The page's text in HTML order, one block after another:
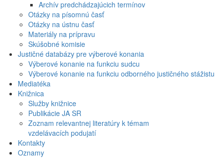
Archív predchádzajúcich termínov
Otázky na písomnú časť
Otázky na ústnu časť
Materiály na prípravu
Skúšobné komisie
Justičné databázy pre výberové konania
Výberové konanie na funkciu sudcu
Výberové konanie na funkciu odborného justičného stážistu
Mediatéka
Knižnica
Služby knižnice
Publikácie JA SR
Zoznam relevantnej literatúry k témam
vzdelávacích podujatí
Kontakty
Oznamy